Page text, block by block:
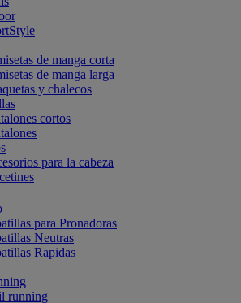
de manga corta
de manga larga
y chalecos
cortos
para la cabeza
para Pronadoras
Neutras
Rapidas
running